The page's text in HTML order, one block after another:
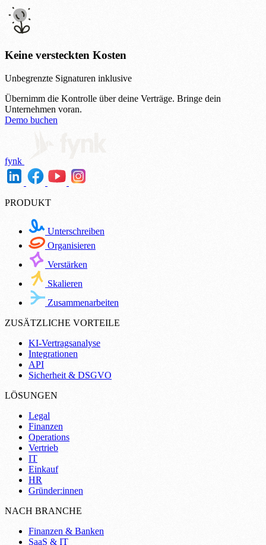
Keine versteckten Kosten
Unbegrenzte Signaturen inklusive
Übernimm die Kontrolle über deine Verträge. Bringe dein
Unternehmen voran.
Demo buchen
fynk
PRODUKT
Unterschreiben
Organisieren
Verstärken
Skalieren
Zusammenarbeiten
ZUSÄTZLICHE VORTEILE
KI-Vertragsanalyse
Integrationen
API
Sicherheit & DSGVO
LÖSUNGEN
Legal
Finanzen
Operations
Vertrieb
IT
Einkauf
HR
Gründer:innen
NACH BRANCHE
Finanzen & Banken
SaaS & IT